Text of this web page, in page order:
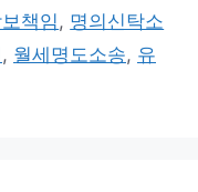
책임, 명의신탁소
, 월세명도소송, 유